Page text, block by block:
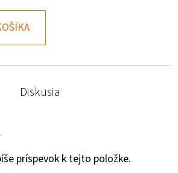
Diskusia
príspevok k tejto položke.